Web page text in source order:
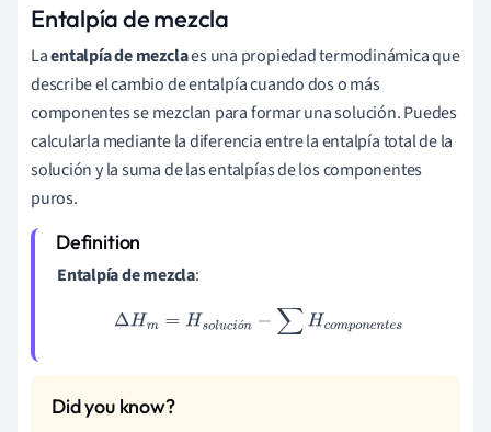
Entalpía de mezcla
Laentalpía de mezclaes una propiedad termodinámica que
describe el cambio de entalpía cuando dos o más
componentes se mezclan para formar una solución. Puedes
calcularla mediante la diferencia entre la entalpía total de la
solución y la suma de las entalpías de los componentes
puros.
Entalpía de mezcla:
ó
ΔHm= Hsolución −∑Hco mponentes